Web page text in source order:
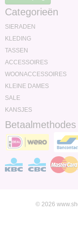
Categorieën
SIERADEN
KLEDING
TASSEN
ACCESSOIRES
WOONACCESSOIRES
KLEINE DAMES
SALE
KANSJES
Betaalmethodes
© 2026